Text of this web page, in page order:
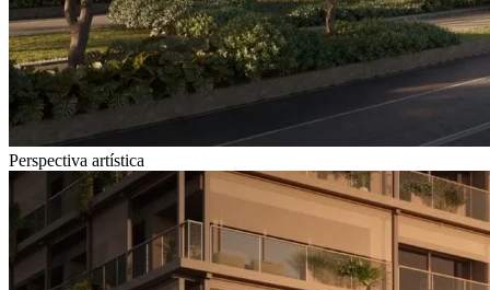
Perspectiva artística